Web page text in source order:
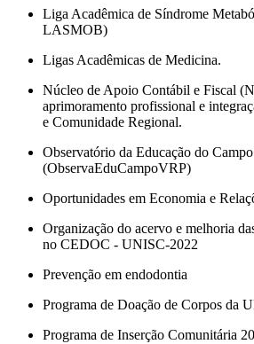
Liga Acadêmica de Síndrome
LASMOB)
Ligas Acadêmicas de Medicina.
Núcleo de Apoio Contábil e Fiscal
aprimoramento profissional e
e Comunidade Regional.
Observatório da Educação do
(ObservaEduCampoVRP)
Oportunidades em Economia e
Organização do acervo e melhoria
no CEDOC - UNISC-2022
Prevenção em endodontia
Programa de Doação de Corpos da
Programa de Inserção Comunitária